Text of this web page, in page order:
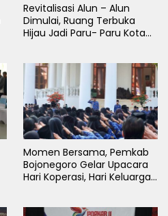
Revitalisasi Alun – Alun
Dimulai, Ruang Terbuka
Hijau Jadi Paru- Paru Kota
Momen Bersama, Pemkab
Bojonegoro Gelar Upacara
Hari Koperasi, Hari Keluarga